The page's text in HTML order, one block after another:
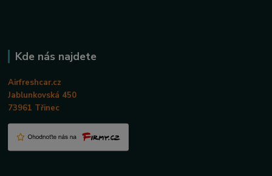
Kde nás najdete
Airfreshcar.cz
Jablunkovská 450
73961 Třinec